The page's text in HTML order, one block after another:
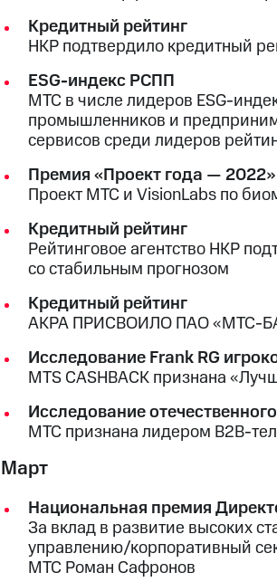
Кредитный рейтинг
НКР подтвердило кредитный
ESG-индекс РСПП
МТС в числе лидеров ESG-
промышленников и
сервисов среди лидеров
Премия «Проект года — 2022»
Проект МТС и VisionLabs по
Кредитный рейтинг
Рейтинговое агентство НКР
со стабильным прогнозом
Кредитный рейтинг
АКРА ПРИСВОИЛО ПАО «МТС-
Исследование Frank RG
MTS CASHBACK признана
Исследование
МТС признана лидером B2B-
Март
Национальная премия
За вклад в развитие высоких
управлению/корпоративный
МТС Роман Сафронов